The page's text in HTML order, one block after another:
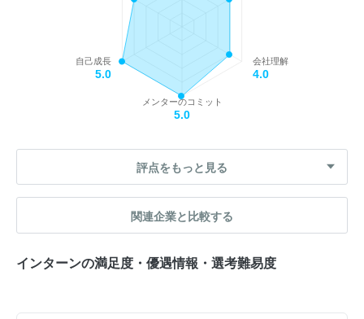
会社理解
4.0
メンターのコミット
5.0
自己成長
5.0
評点をもっと見る
関連企業と比較する
インターンの満足度・優遇情報・選考難易度